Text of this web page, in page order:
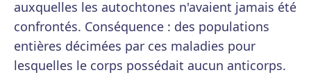
auxquelles les autochtones n'avaient jamais été
confrontés. Conséquence : des populations
entières décimées par ces maladies pour
lesquelles le corps possédait aucun anticorps.